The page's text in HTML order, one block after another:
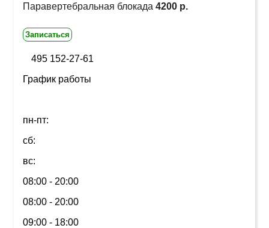
Паравертебральная блокада 4200 р.
Записаться
495 152-27-61
График работы
пн-пт:
сб:
вс:
08:00 - 20:00
08:00 - 20:00
09:00 - 18:00